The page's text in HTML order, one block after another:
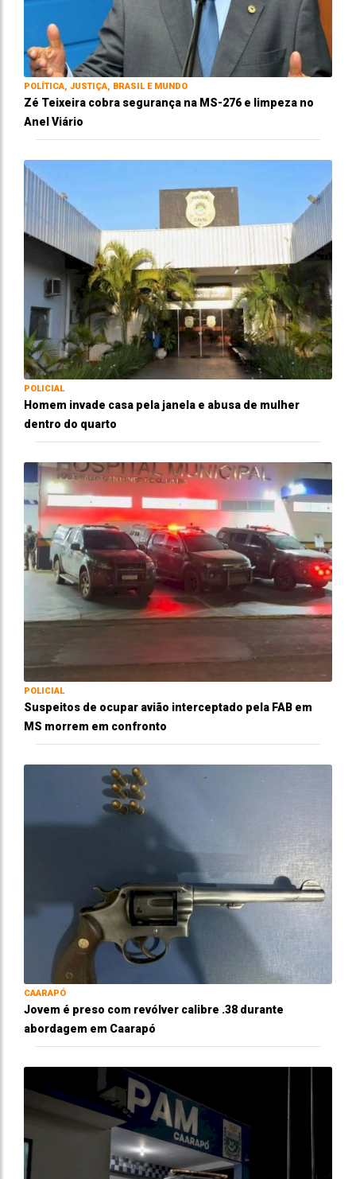
POLÍTICA, JUSTIÇA, BRASIL E MUNDO
Zé Teixeira cobra segurança na MS-276 e limpeza no
Anel Viário
POLICIAL
Homem invade casa pela janela e abusa de mulher
dentro do quarto
POLICIAL
Suspeitos de ocupar avião interceptado pela FAB em
MS morrem em confronto
CAARAPÓ
Jovem é preso com revólver calibre .38 durante
abordagem em Caarapó